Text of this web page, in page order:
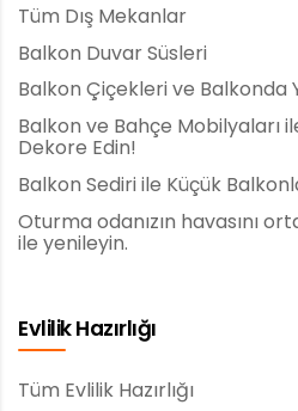
Tüm Dış Mekanlar
Balkon Duvar Süsleri
Balkon Çiçekleri ve Balkonda
Balkon ve Bahçe Mobilyaları
Dekore Edin!
Balkon Sediri ile Küçük
Oturma odanızın havasını
ile yenileyin.
Evlilik Hazırlığı
Tüm Evlilik Hazırlığı